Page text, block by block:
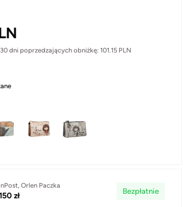
dni poprzedzających obniżkę: 101.15 PLN
Orlen Paczka
zł
Bezpłatnie